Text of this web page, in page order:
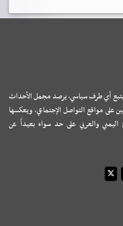
يتبع أي طرف سياسي، يرصد مجمل الأحداث
على مواقع التواصل الإجتماعي، ويعكسها
اليمني والعربي على حد سواء بعيداً عن